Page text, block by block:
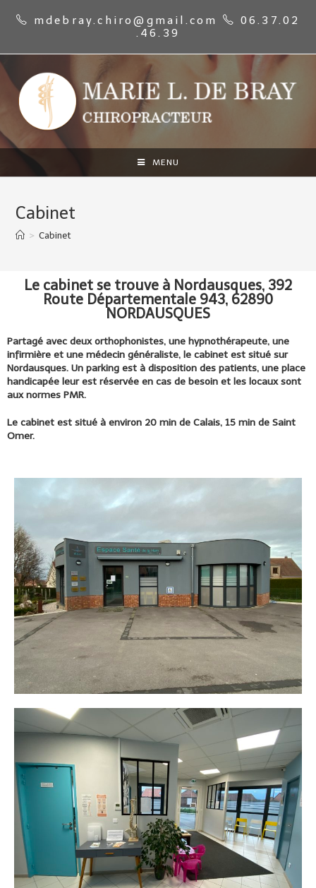
mdebray.chiro@gmail.com
06.37.02
.46.39
MENU
Cabinet
> Cabinet
Le cabinet se trouve à Nordausques, 392
Route Départementale 943, 62890
NORDAUSQUES
Partagé avec deux orthophonistes, une hypnothérapeute, une
infirmière et une médecin généraliste, le cabinet est situé sur
Nordausques. Un parking est à disposition des patients, une place
handicapée leur est réservée en cas de besoin et les locaux sont
aux normes PMR.
Le cabinet est situé à environ 20 min de Calais, 15 min de Saint
Omer.